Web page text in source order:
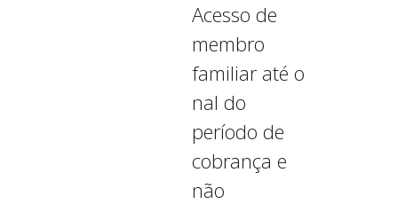
Acesso de
membro
familiar até o
final do
período de
cobrança e
não